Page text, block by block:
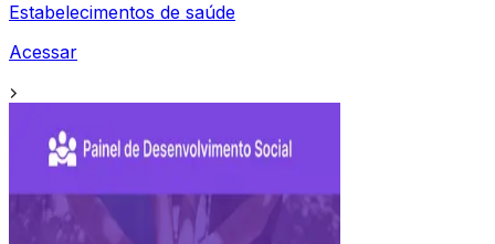
Estabelecimentos de saúde
Acessar